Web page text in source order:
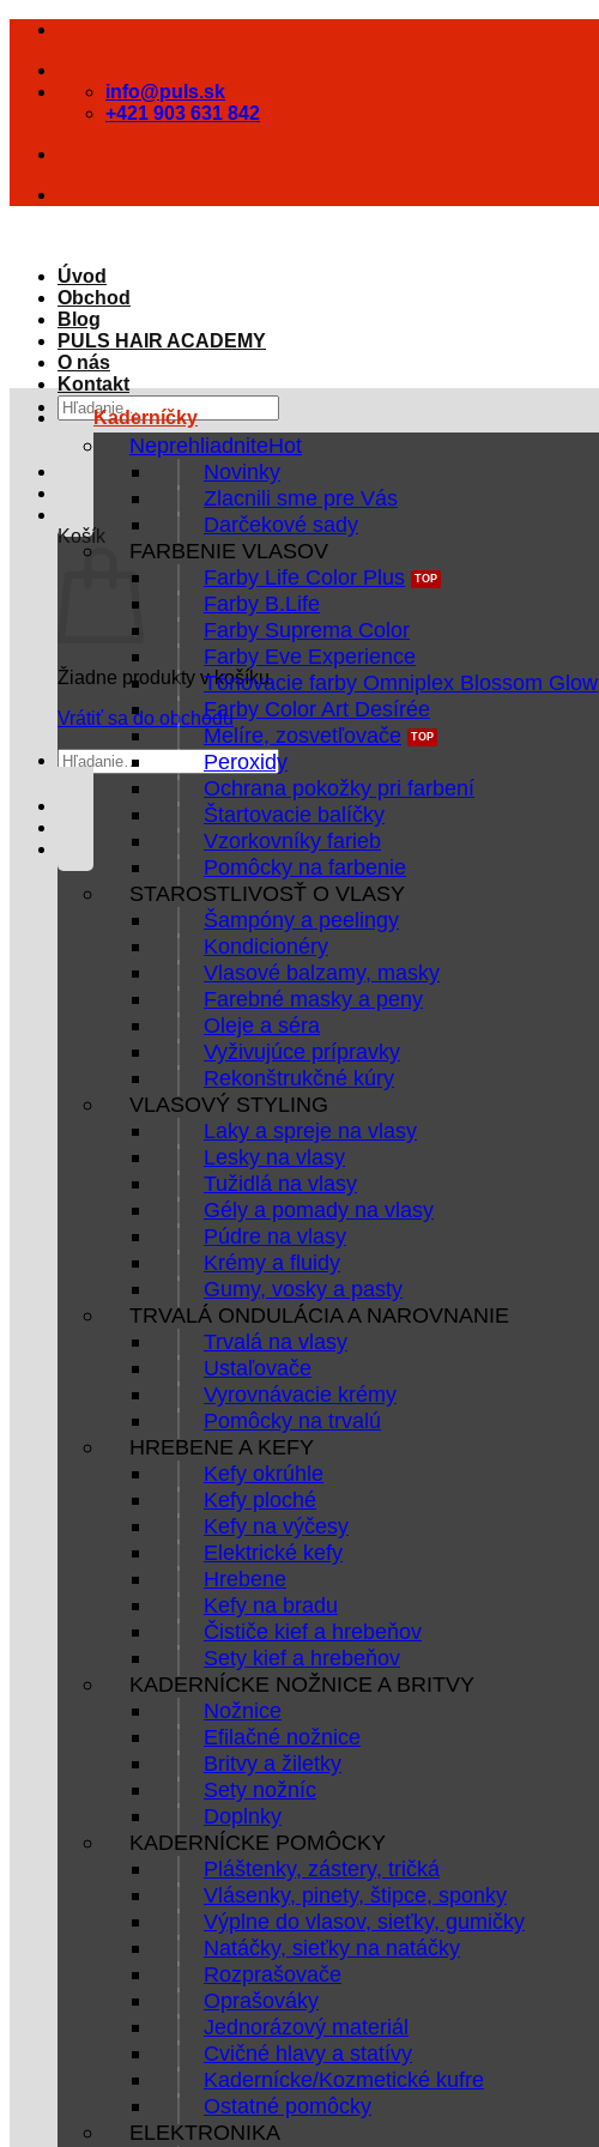
Skip
content
info@puls.sk
+421 903 631 842
Úvod
Obchod
Blog
PULS HAIR ACADEMY
O nás
Kontakt
Hľadať:
Košík
Žiadne produkty v košíku.
Vrátiť sa do obchodu
Hľadať:
Kaderníčky
Neprehliadnite
Novinky
Zlacnili sme pre Vás
Darčekové sady
FARBENIE VLASOV
Farby Life Color Plus
Farby B.Life
Farby Suprema Color
Farby Eve Experience
Tónovacie farby Omniplex Blossom Glow
Farby Color Art Desírée
Melíre, zosvetľovače
Peroxidy
Ochrana pokožky pri farbení
Štartovacie balíčky
Vzorkovníky farieb
Pomôcky na farbenie
STAROSTLIVOSŤ O VLASY
Šampóny a peelingy
Kondicionéry
Vlasové balzamy, masky
Farebné masky a peny
Oleje a séra
Vyživujúce prípravky
Rekonštrukčné kúry
VLASOVÝ STYLING
Laky a spreje na vlasy
Lesky na vlasy
Tužidlá na vlasy
Gély a pomady na vlasy
Púdre na vlasy
Krémy a fluidy
Gumy, vosky a pasty
TRVALÁ ONDULÁCIA A NAROVNANIE
Trvalá na vlasy
Ustaľovače
Vyrovnávacie krémy
Pomôcky na trvalú
HREBENE A KEFY
Kefy okrúhle
Kefy ploché
Kefy na výčesy
Elektrické kefy
Hrebene
Kefy na bradu
Čističe kief a hrebeňov
Sety kief a hrebeňov
KADERNÍCKE NOŽNICE A BRITVY
Nožnice
Efilačné nožnice
Britvy a žiletky
Sety nožníc
Doplnky
KADERNÍCKE POMÔCKY
Pláštenky, zástery, tričká
Vlásenky, pinety, štipce, sponky
Výplne do vlasov, sieťky, gumičky
Natáčky, sieťky na natáčky
Rozprašovače
Oprašováky
Jednorázový materiál
Cvičné hlavy a statívy
Kadernícke/Kozmetické kufre
Ostatné pomôcky
ELEKTRONIKA